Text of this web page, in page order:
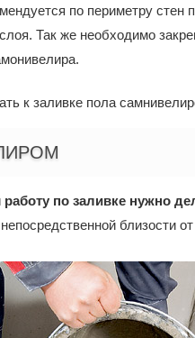
по периметру
Так же необходимо
к заливке пола
работу по заливке нужно
близости